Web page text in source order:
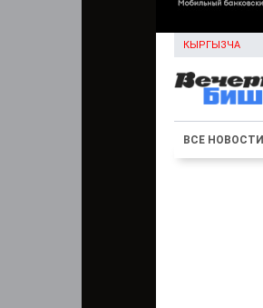
КЫРГЫЗЧА
ВСЕ НОВОСТИ